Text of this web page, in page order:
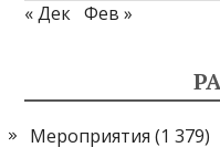
« Дек Фев »
Мероприятия (1 379)